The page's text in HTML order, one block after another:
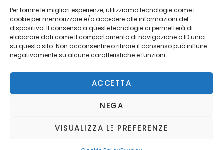
Per fornire le migliori esperienze, utilizziamo tecnologie come i
cookie per memorizzare e/o accedere alle informazioni del
dispositivo. Il consenso a queste tecnologie ci permetterà di
elaborare dati come il comportamento di navigazione o ID unici
su questo sito. Non acconsentire o ritirare il consenso può influire
negativamente su alcune caratteristiche e funzioni.
ACCETTA
NEGA
VISUALIZZA LE PREFERENZE
Copyright © 2026Ilblogger.it. All Rights Reserved.